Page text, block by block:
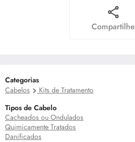
Compartilhe
Categorias
Cabelos
Kits de Tratamento
Tipos de Cabelo
Cacheados ou Ondulados
Quimicamente Tratados
Danificados